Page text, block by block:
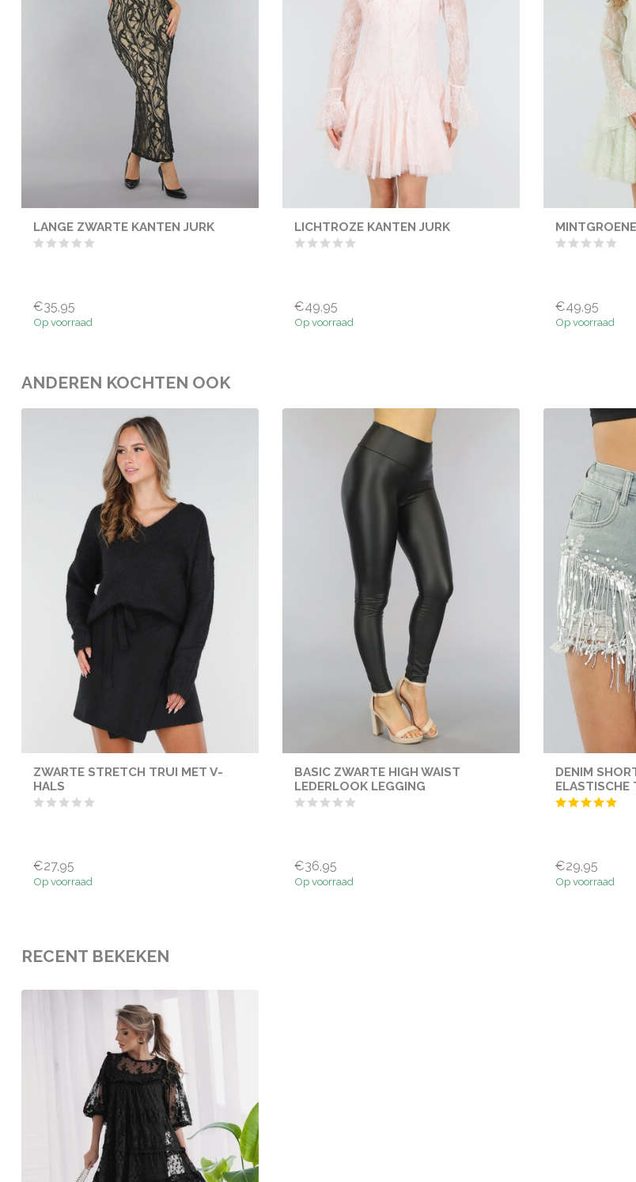
LANGE ZWARTE KANTEN JURK
€35,95
Op voorraad
LICHTROZE KANTEN JURK
€49,95
Op voorraad
€49,95
Op voorraad
ANDEREN KOCHTEN OOK
ZWARTE STRETCH TRUI MET V-
HALS
€27,95
Op voorraad
BASIC ZWARTE HIGH WAIST
LEDERLOOK LEGGING
€36,95
Op voorraad
DENIM
ELASTISCHE
€29,95
Op voorraad
RECENT BEKEKEN